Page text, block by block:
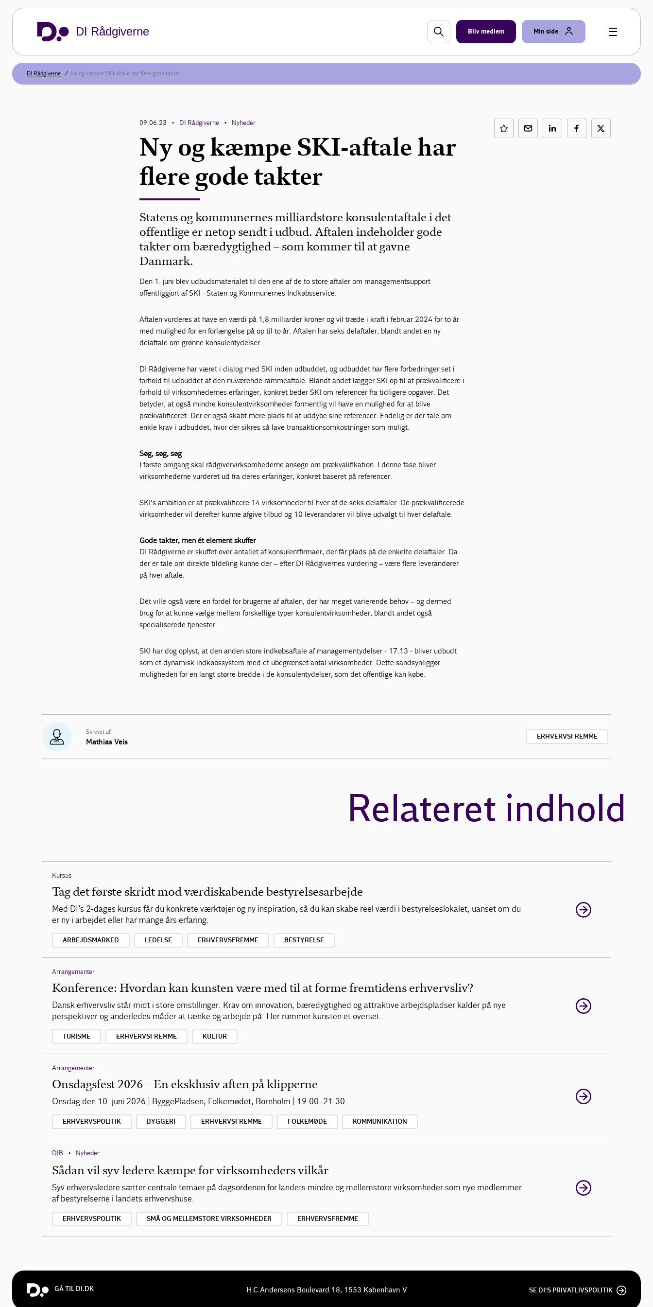
DI Rådgiverne Bliv medlem Min side
DI Rådgiverne Ny og kæmpe SKI-aftale har flere gode takter
09.06.23 • DI Rådgiverne • Nyheder
Ny og kæmpe SKI-aftale har
flere gode takter
Statens og kommunernes milliardstore konsulentaftale i det
offentlige er netop sendt i udbud. Aftalen indeholder gode
takter om bæredygtighed – som kommer til at gavne
Danmark.
Den 1. juni blev udbudsmaterialet til den ene af de to store aftaler om managementsupport
offentliggjort af SKI - Staten og Kommunernes Indkøbsservice.
Aftalen vurderes at have en værdi på 1,8 milliarder kroner og vil træde i kraft i februar 2024 for to år
med mulighed for en forlængelse på op til to år. Aftalen har seks delaftaler, blandt andet en ny
delaftale om grønne konsulentydelser.
DI Rådgiverne har været i dialog med SKI inden udbuddet, og udbuddet har flere forbedringer set i
forhold til udbuddet af den nuværende rammeaftale. Blandt andet lægger SKI op til at prækvalificere i
forhold til virksomhedernes erfaringer, konkret beder SKI om referencer fra tidligere opgaver. Det
betyder, at også mindre konsulentvirksomheder formentlig vil have en mulighed for at blive
prækvalificeret. Der er også skabt mere plads til at uddybe sine referencer. Endelig er der tale om
enkle krav i udbuddet, hvor der sikres så lave transaktionsomkostninger som muligt.
Søg, søg, søg
I første omgang skal rådgivervirksomhederne ansøge om prækvalifikation. I denne fase bliver
virksomhederne vurderet ud fra deres erfaringer, konkret baseret på referencer.
SKI's ambition er at prækvalificere 14 virksomheder til hver af de seks delaftaler. De prækvalificerede
virksomheder vil derefter kunne afgive tilbud og 10 leverandører vil blive udvalgt til hver delaftale.
Gode takter, men ét element skuffer
DI Rådgiverne er skuffet over antallet af konsulentfirmaer, der får plads på de enkelte delaftaler. Da
der er tale om direkte tildeling kunne der – efter DI Rådgivernes vurdering – være flere leverandører
på hver aftale.
Dét ville også være en fordel for brugerne af aftalen, der har meget varierende behov – og dermed
brug for at kunne vælge mellem forskellige typer konsulentvirksomheder, blandt andet også
specialiserede tjenester.
SKI har dog oplyst, at den anden store indkøbsaftale af managementydelser - 17.13 - bliver udbudt
som et dynamisk indkøbssystem med et ubegrænset antal virksomheder. Dette sandsynliggør
muligheden for en langt større bredde i de konsulentydelser, som det offentlige kan købe.
Skrevet af:
Mathias Veis
ERHVERVSFREMME
Relateret indhold
Kursus
Tag det første skridt mod værdiskabende bestyrelsesarbejde
Med DI’s 2-dages kursus får du konkrete værktøjer og ny inspiration, så du kan skabe reel værdi i bestyrelseslokalet, uanset om du
er ny i arbejdet eller har mange års erfaring.
ARBEJDSMARKED LEDELSE ERHVERVSFREMME BESTYRELSE
Arrangementer
Konference: Hvordan kan kunsten være med til at forme fremtidens erhvervsliv?
Dansk erhvervsliv står midt i store omstillinger. Krav om innovation, bæredygtighed og attraktive arbejdspladser kalder på nye
perspektiver og anderledes måder at tænke og arbejde på. Her rummer kunsten et overset…
TURISME ERHVERVSFREMME KULTUR
Arrangementer
Onsdagsfest 2026 – En eksklusiv aften på klipperne
Onsdag den 10. juni 2026 | ByggePladsen, Folkemødet, Bornholm | 19:00–21:30
ERHVERVSPOLITIK BYGGERI ERHVERVSFREMME FOLKEMØDE KOMMUNIKATION
DIB • Nyheder
Sådan vil syv ledere kæmpe for virksomheders vilkår
Syv erhvervsledere sætter centrale temaer på dagsordenen for landets mindre og mellemstore virksomheder som nye medlemmer
af bestyrelserne i landets erhvervshuse.
ERHVERVSPOLITIK SMÅ OG MELLEMSTORE VIRKSOMHEDER ERHVERVSFREMME
GÅ TIL DI.DK H.C.Andersens Boulevard 18, 1553 København V SE DI'S PRIVATLIVSPOLITIK